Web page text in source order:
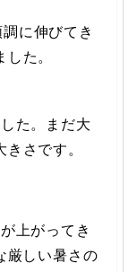
に伸びてき
た。
た。まだ大
さです。
上がってき
厳しい暑さの